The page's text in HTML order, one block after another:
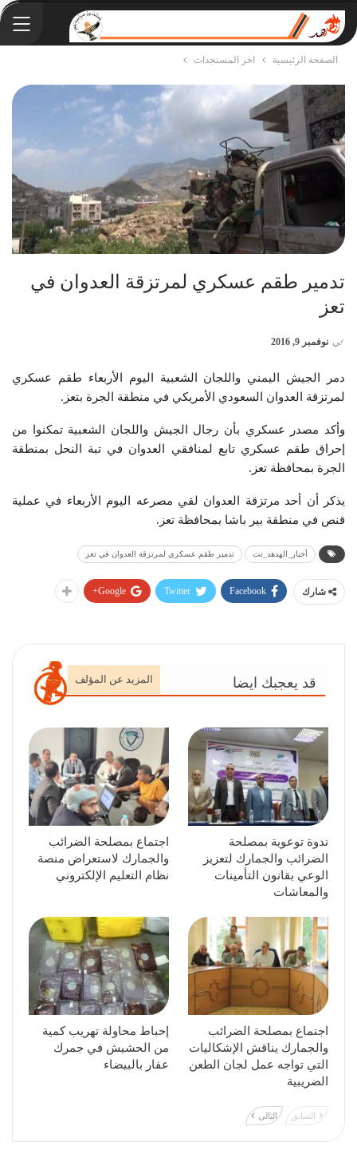
الصفحة الرئيسية اخر المستجدات
تدمير طقم عسكري لمرتزقة العدوان في
تعز
في نوفمبر 9, 2016
دمر الجيش اليمني واللجان الشعبية اليوم الأربعاء طقم عسكري
لمرتزقة العدوان السعودي الأمريكي في منطقة الجرة بتعز.
وأكد مصدر عسكري بأن رجال الجيش واللجان الشعبية تمكنوا من
إحراق طقم عسكري تابع لمنافقي العدوان في تبة النحل بمنطقة
الجرة بمحافظة تعز.
يذكر أن أحد مرتزقة العدوان لقي مصرعه اليوم الأربعاء في عملية
قنص في منطقة بير باشا بمحافظة تعز.
أخبار_الهدهد_نت تدمير طقم عسكري لمرتزقة العدوان في تعز
شارك Facebook
Twitter
Google+
قد يعجبك ايضا المزيد عن المؤلف
ندوة توعوية بمصلحة
الضرائب والجمارك لتعزيز
الوعي بقانون التأمينات
والمعاشات
اجتماع بمصلحة الضرائب
والجمارك لاستعراض منصة
نظام التعليم الإلكتروني
اجتماع بمصلحة الضرائب
والجمارك يناقش الإشكاليات
التي تواجه عمل لجان الطعن
الضريبية
إحباط محاولة تهريب كمية
من الحشيش في جمرك
عفار بالبيضاء
السابق التالي